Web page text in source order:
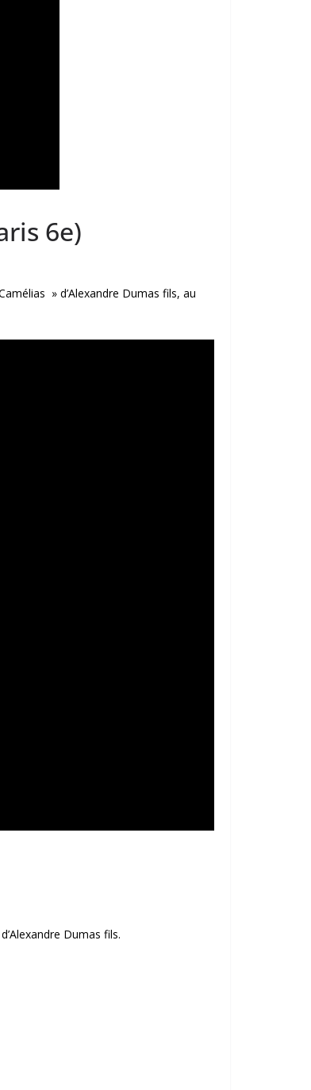
6e)
» d’Alexandre Dumas fils, au
Dumas fils.